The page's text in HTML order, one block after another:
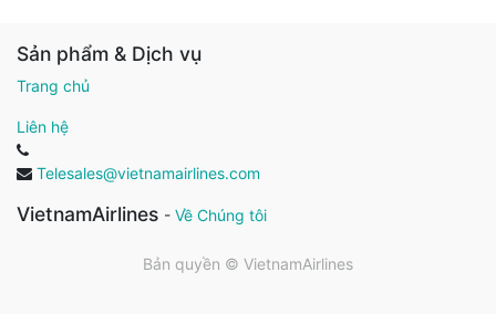
Sản phẩm & Dịch vụ
Trang chủ
Liên hệ
Telesales@vietnamairlines.com
VietnamAirlines - Về Chúng tôi
Bản quyền © VietnamAirlines